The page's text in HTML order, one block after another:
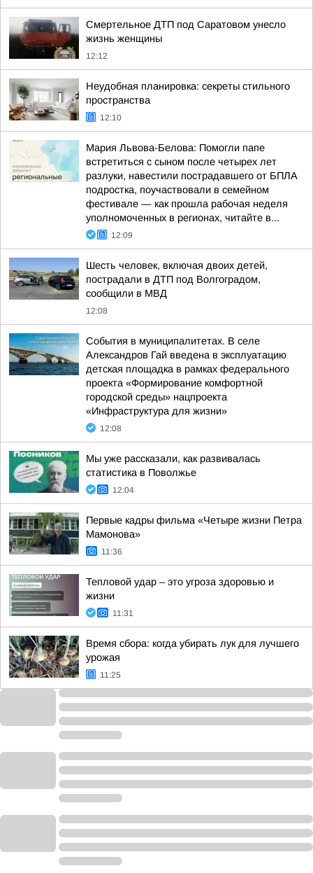
Смертельное ДТП под Саратовом унесло
жизнь женщины
12:12
Неудобная планировка: секреты стильного
пространства
12:10
Мария Львова-Белова: Помогли папе
встретиться с сыном после четырех лет
разлуки, навестили пострадавшего от БПЛА
подростка, поучаствовали в семейном
фестивале — как прошла рабочая неделя
уполномоченных в регионах, читайте в...
12:09
Шесть человек, включая двоих детей,
пострадали в ДТП под Волгоградом,
сообщили в МВД
12:08
События в муниципалитетах. В селе
Александров Гай введена в эксплуатацию
детская площадка в рамках федерального
проекта «Формирование комфортной
городской среды» нацпроекта
«Инфраструктура для жизни»
12:08
Мы уже рассказали, как развивалась
статистика в Поволжье
12:04
Первые кадры фильма «Четыре жизни Петра
Мамонова»
11:36
Тепловой удар – это угроза здоровью и
жизни
11:31
Время сбора: когда убирать лук для лучшего
урожая
11:25